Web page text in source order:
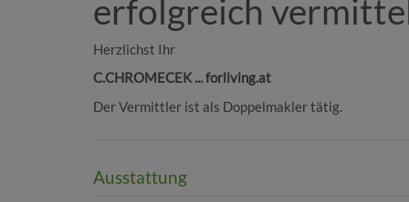
erfolgreich
Herzlichst Ihr
C.CHROMECEK ... forliving.at
Der Vermittler ist als Doppelmakler tätig.
Ausstattung